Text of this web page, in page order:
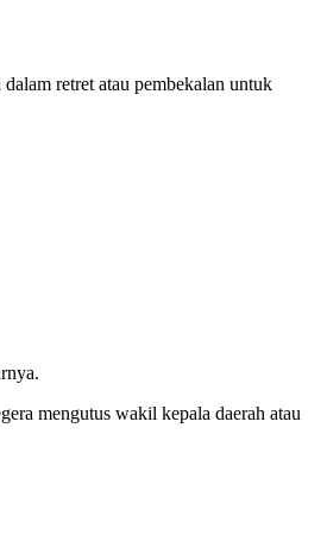
retret atau pembekalan untuk
mengutus wakil kepala daerah atau